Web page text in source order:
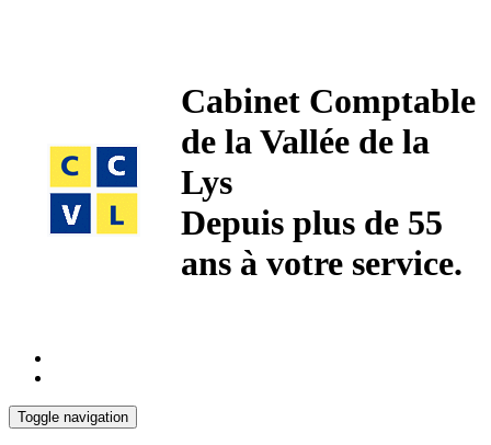
Cabinet Comptable
de la Vallée de la
Lys
Depuis plus de 55
ans à votre service.
Toggle navigation